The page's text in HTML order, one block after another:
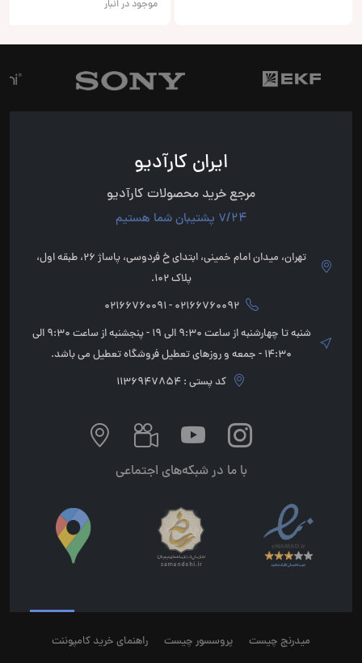
موجود در انبار
ایران کارآدیو
مرجع خرید محصولات کارآدیو
7/24 پشتیبان شما هستیم
تهران، میدان امام خمینی، ابتدای خ فردوسی، پاساژ 26، طبقه اول،
پلاک 102.
02166760092 - 02166760091
شنبه تا چهارشنبه از ساعت 9:30 الی 19 - پنجشنبه از ساعت 9:30 الی
14:30 - جمعه و روزهای تعطیل فروشگاه تعطیل می باشد.
کد پستی : 1136947854
با ما در شبکه‌های اجتماعی
میدرنج چیست پروسسور چیست راهنمای خرید کامپوننت